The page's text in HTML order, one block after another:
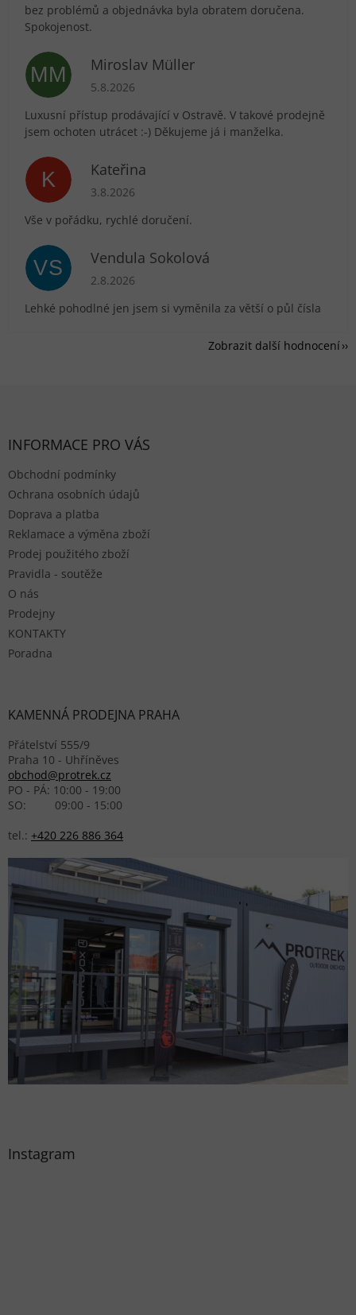
bez problémů a objednávka byla obratem doručena.
Spokojenost.
MM Miroslav Müller
Hodnocení obchodu je 5 z 5 hvězdiček.
5.8.2026
Luxusní přístup prodávající v Ostravě. V takové prodejně
jsem ochoten utrácet :-) Děkujeme já i manželka.
K Kateřina
Hodnocení obchodu je 5 z 5 hvězdiček.
3.8.2026
Vše v pořádku, rychlé doručení.
VS Vendula Sokolová
Hodnocení obchodu je 5 z 5 hvězdiček.
2.8.2026
Lehké pohodlné jen jsem si vyměnila za větší o půl čísla
Zobrazit další hodnocení
INFORMACE PRO VÁS
Obchodní podmínky
Ochrana osobních údajů
Doprava a platba
Reklamace a výměna zboží
Prodej použitého zboží
Pravidla - soutěže
O nás
Prodejny
KONTAKTY
Poradna
KAMENNÁ PRODEJNA PRAHA
Přátelství 555/9
Praha 10 - Uhříněves
obchod@protrek.cz
PO - PÁ: 10:00 - 19:00
SO: 09:00 - 15:00
tel.: +420 226 886 364
Instagram